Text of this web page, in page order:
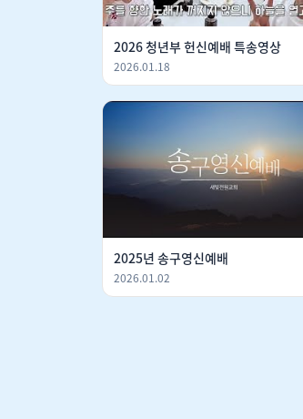
2026 청년부 헌신예배 특송영상
2026.01.18
2025년 송구영신예배
2026.01.02